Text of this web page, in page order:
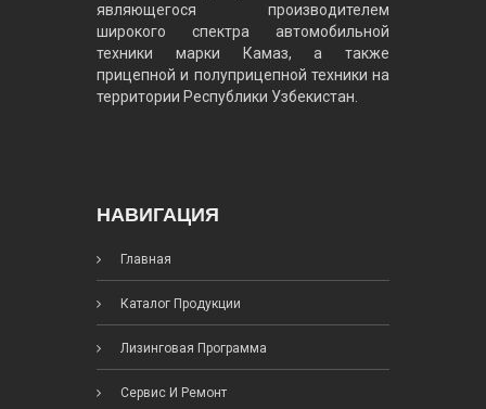
являющегося производителем
широкого спектра автомобильной
техники марки Камаз, а также
прицепной и полуприцепной техники на
территории Республики Узбекистан.
НАВИГАЦИЯ
Главная
Каталог Продукции
Лизинговая Программа
Сервис И Ремонт